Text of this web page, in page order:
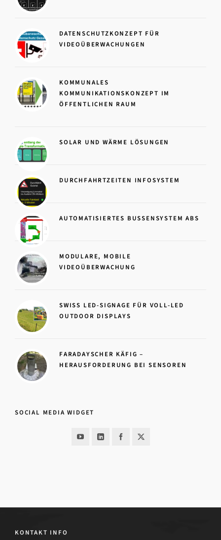
DATENSCHUTZKONZEPT FÜR
VIDEOÜBERWACHUNGEN
KOMMUNALES
KOMMUNIKATIONSKONZEPT IM
ÖFFENTLICHEN RAUM
SOLAR UND WÄRME LÖSUNGEN
DURCHFAHRTZEITEN INFOSYSTEM
AUTOMATISIERTES BUSSENSYSTEM ABS
MODULARE, MOBILE
VIDEOÜBERWACHUNG
SWISS LED-SIGNAGE FÜR VOLL-LED
OUTDOOR DISPLAYS
FARADAYSCHER KÄFIG –
HERAUSFORDERUNG BEI SENSOREN
SOCIAL MEDIA WIDGET
KONTAKT INFO